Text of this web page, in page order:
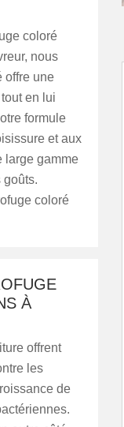
coloré
nous
offre une
en lui
formule
et aux
large gamme
goûts.
coloré
À
offrent
les
de